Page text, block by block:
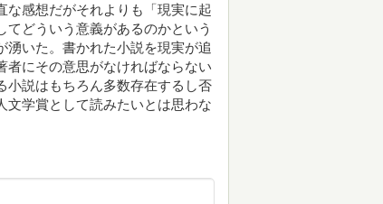
な感想だがそれよりも「現実に起
どういう意義があるのかという
湧いた。書かれた小説を現実が追
者にその意思がなければならない
小説はもちろん多数存在するし否
文学賞として読みたいとは思わな